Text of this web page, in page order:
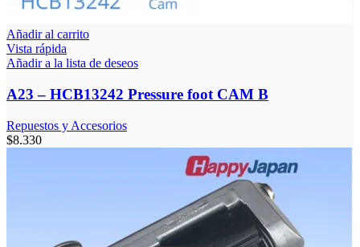
Añadir al carrito
Vista rápida
Añadir a la lista de deseos
A23 – HCB13242 Pressure foot CAM B
Repuestos y Accesorios
$8.330